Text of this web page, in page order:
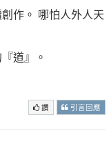
作。 哪怕人外人天
道』。
讚 引言回應